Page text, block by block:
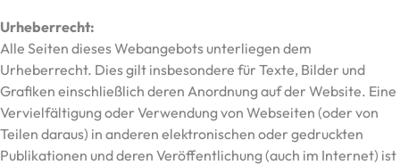
Urheberrecht:
Alle Seiten dieses Webangebots unterliegen dem
Urheberrecht. Dies gilt insbesondere für Texte, Bilder und
Grafiken einschließlich deren Anordnung auf der Website. Eine
Vervielfältigung oder Verwendung von Webseiten (oder von
Teilen daraus) in anderen elektronischen oder gedruckten
Publikationen und deren Veröffentlichung (auch im Internet) ist